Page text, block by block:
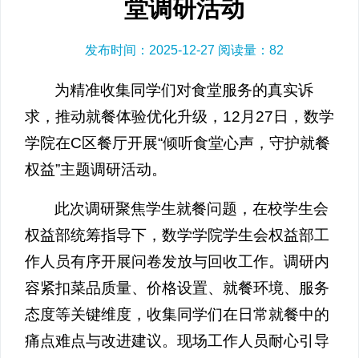
堂调研活动
发布时间：2025-12-27 阅读量： 82
为精准收集同学们对食堂服务的真实诉
求，推动就餐体验优化升级，12月27日，数学
学院在C区餐厅开展“倾听食堂心声，守护就餐
权益”主题调研活动。
此次调研聚焦学生就餐问题，在校学生会
权益部统筹指导下，数学学院学生会权益部工
作人员有序开展问卷发放与回收工作。调研内
容紧扣菜品质量、价格设置、就餐环境、服务
态度等关键维度，收集同学们在日常就餐中的
痛点难点与改进建议。现场工作人员耐心引导